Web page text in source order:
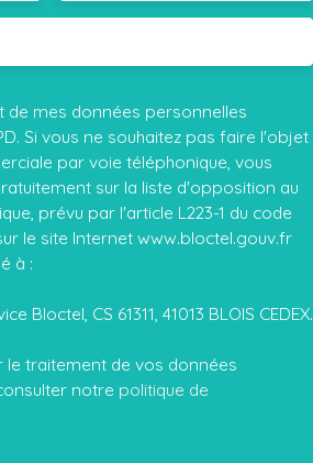
de mes données personnelles
Si vous ne souhaitez pas faire l'objet
par voie téléphonique, vous
sur la liste d'opposition au
prévu par l'article L223-1 du code
le site Internet www.bloctel.gouv.fr
à :
Bloctel, CS 61311, 41013 BLOIS CEDEX.
le traitement de vos données
notre politique de